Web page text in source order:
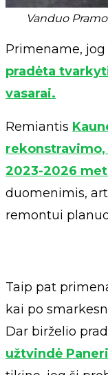
Vanduo
Primename,
pradėta
vasarai.
Remiantis
2023-2026
duomenimis,
remontui
Taip pat
kai po
Dar birželio
užtvindė